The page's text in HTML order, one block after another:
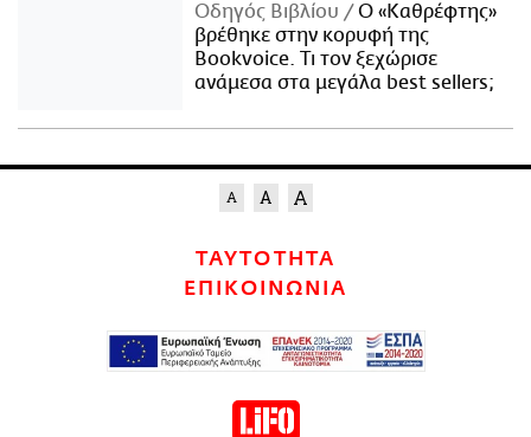
Οδηγός Βιβλίου
Ο «Καθρέφτης»
βρέθηκε στην κορυφή της
Bookvoice. Τι τον ξεχώρισε
ανάμεσα στα μεγάλα best sellers;
ΤΑΥΤΟΤΗΤΑ
ΕΠΙΚΟΙΝΩΝΙΑ